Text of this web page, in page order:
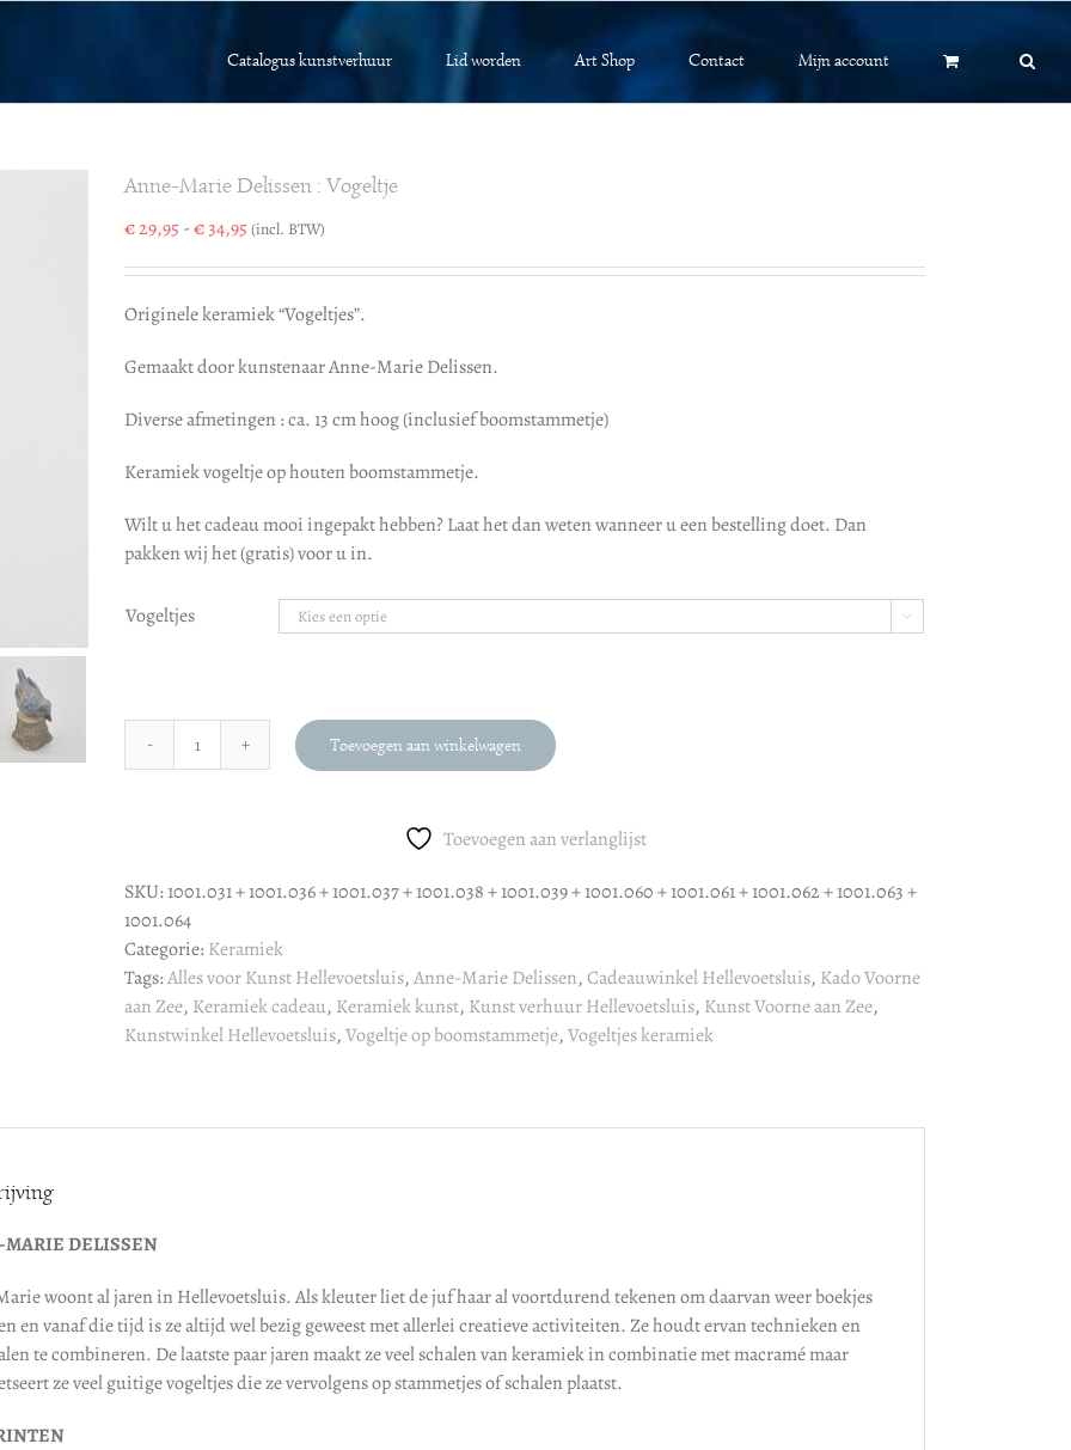
Catalogus kunstverhuur Lid worden Art Shop Contact Mijn account
Anne-Marie Delissen : Vogeltje
€29,95 -€34,95Prijsklasse:
tot
€ 34,95
(incl. BTW)
Originele keramiek “Vogeltjes”.
Gemaakt door kunstenaar Anne-Marie Delissen.
Diverse afmetingen : ca. 13 cm hoog (inclusief boomstammetje)
Keramiek vogeltje op houten boomstammetje.
Wilt u het cadeau mooi ingepakt hebben? Laat het dan weten wanneer u een bestelling doet. Dan
pakken wij het (gratis) voor u in.
Vogeltjes 
Anne-
aantal
Toevoegen aan winkelwagen
Toevoegen aan verlanglijst
SKU:1001.031 + 1001.036 + 1001.037 + 1001.038 + 1001.039 + 1001.060 + 1001.061 + 1001.062 + 1001.063 +
1001.064
Categorie:Keramiek
Tags:Alles voor Kunst Hellevoetsluis,Anne-Marie Delissen,Cadeauwinkel Hellevoetsluis, Kado Voorne
aan Zee, Keramiek cadeau, Keramiek kunst, Kunst verhuur Hellevoetsluis, Kunst Voorne aan Zee,
Kunstwinkel Hellevoetsluis,Vogeltje op boomstammetje,Vogeltjes keramiek
DELISSEN
woont al jaren in Hellevoetsluis. Als kleuter liet de juf haar al voortdurend tekenen om daarvan weer boekjes
en vanaf die tijd is ze altijd wel bezig geweest met allerlei creatieve activiteiten. Ze houdt ervan technieken en
te combineren. De laatste paar jaren maakt ze veel schalen van keramiek in combinatie met macramé maar
ze veel guitige vogeltjes die ze vervolgens op stammetjes of schalen plaatst.